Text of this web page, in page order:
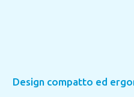
Design compatto ed